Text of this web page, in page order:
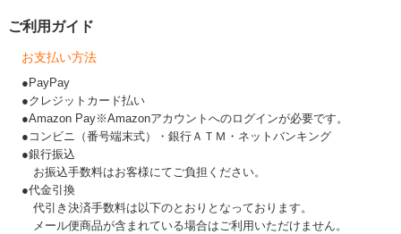
ご利用ガイド
お支払い方法
●PayPay
●クレジットカード払い
●Amazon Pay※Amazonアカウントへのログインが必要です。
●コンビニ（番号端末式）・銀行ＡＴＭ・ネットバンキング
●銀行振込
お振込手数料はお客様にてご負担ください。
●代金引換
代引き決済手数料は以下のとおりとなっております。
メール便商品が含まれている場合はご利用いただけません。